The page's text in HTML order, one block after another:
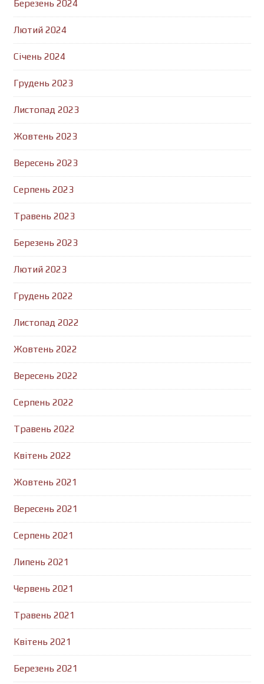
Березень 2024
Лютий 2024
Січень 2024
Грудень 2023
Листопад 2023
Жовтень 2023
Вересень 2023
Серпень 2023
Травень 2023
Березень 2023
Лютий 2023
Грудень 2022
Листопад 2022
Жовтень 2022
Вересень 2022
Серпень 2022
Травень 2022
Квітень 2022
Жовтень 2021
Вересень 2021
Серпень 2021
Липень 2021
Червень 2021
Травень 2021
Квітень 2021
Березень 2021